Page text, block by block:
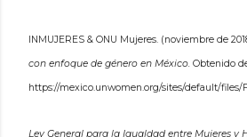
INMUJERES & ONU Mujeres. (noviembre de
con enfoque de género en México. Obtenido
https://mexico.unwomen.org/sites/default/files/
Ley General para la Igualdad entre Mujeres y